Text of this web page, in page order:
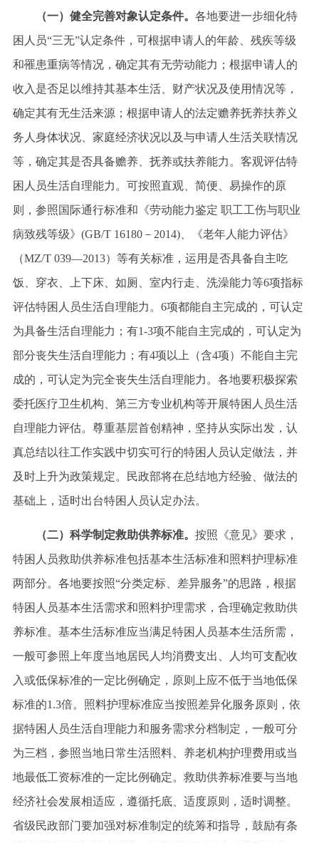
（一）健全完善对象认定条件。 各地要进一步细化特
困人员“三无”认定条件，可根据申请人的年龄、残疾等级
和罹患重病等情况，确定其有无劳动能力；根据申请人的
收入是否足以维持其基本生活、财产状况及使用情况等，
确定其有无生活来源；根据申请人的法定赡养抚养扶养义
务人身体状况、家庭经济状况以及与申请人生活关联情况
等，确定其是否具备赡养、抚养或扶养能力。客观评估特
困人员生活自理能力。可按照直观、简便、易操作的原
则，参照国际通行标准和《劳动能力鉴定 职工工伤与职业
病致残等级》(GB/T 16180－2014)、《老年人能力评估》
（MZ/T 039—2013）等有关标准，运用是否具备自主吃
饭、穿衣、上下床、如厕、室内行走、洗澡能力等6项指标
评估特困人员生活自理能力。6项都能自主完成的，可认定
为具备生活自理能力；有1-3项不能自主完成的，可认定为
部分丧失生活自理能力；有4项以上（含4项）不能自主完
成的，可认定为完全丧失生活自理能力。各地要积极探索
委托医疗卫生机构、第三方专业机构等开展特困人员生活
自理能力评估。尊重基层首创精神，坚持从实际出发，认
真总结以往工作实践中切实可行的特困人员认定做法，并
及时上升为政策规定。民政部将在总结地方经验、做法的
基础上，适时出台特困人员认定办法。
（二）科学制定救助供养标准。 按照《意见》要求，
特困人员救助供养标准包括基本生活标准和照料护理标准
两部分。各地要按照“分类定标、差异服务”的思路，根据
特困人员基本生活需求和照料护理需求，合理确定救助供
养标准。基本生活标准应当满足特困人员基本生活所需，
一般可参照上年度当地居民人均消费支出、人均可支配收
入或低保标准的一定比例确定，原则上应不低于当地低保
标准的1.3倍。照料护理标准应当按照差异化服务原则，依
据特困人员生活自理能力和服务需求分档制定，一般可分
为三档，参照当地日常生活照料、养老机构护理费用或当
地最低工资标准的一定比例确定。救助供养标准要与当地
经济社会发展相适应，遵循托底、适度原则，适时调整。
省级民政部门要加强对标准制定的统筹和指导，鼓励有条